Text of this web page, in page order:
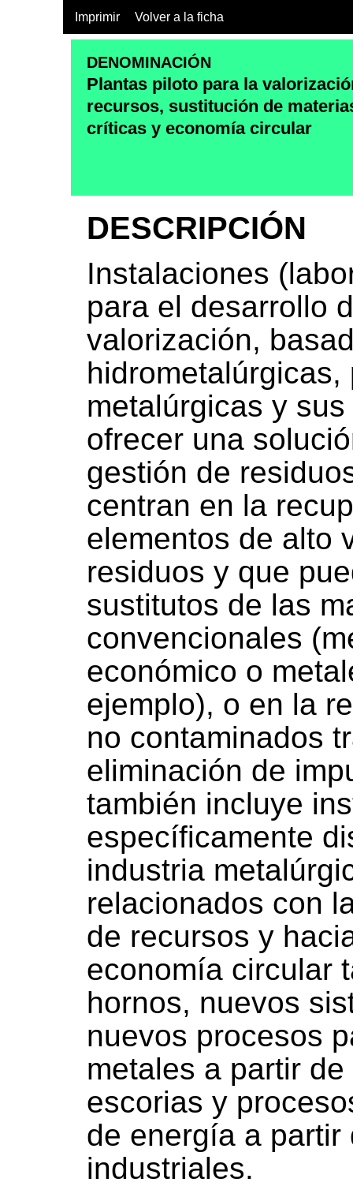
Imprimir Volver a la ficha
DENOMINACIÓN
Plantas piloto para la
recursos, sustitución de
críticas y economía circular
DESCRIPCIÓN
Instalaciones
para el desarrollo
valorización,
metalúrgicas y
ofrecer una
gestión de
centran en la
elementos de alto
residuos y que
sustitutos de las
convencionales
económico o
ejemplo), o en la
no contaminados
eliminación de
también incluye
específicamente
industria
relacionados con
de recursos y
economía circular
hornos, nuevos
nuevos procesos
metales a partir
escorias y
de energía a partir
industriales.